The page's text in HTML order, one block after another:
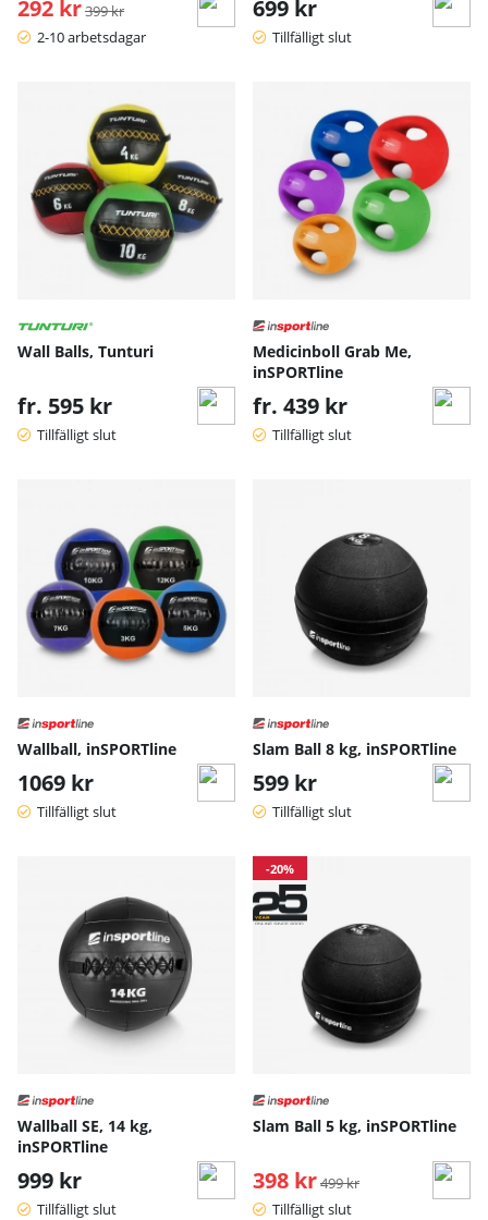
292 kr399 kr
2-10 arbetsdagar
699 kr
Tillfälligt slut
Wall Balls, Tunturi
fr. 595 kr
Tillfälligt slut
Medicinboll Grab Me,
inSPORTline
fr. 439 kr
Tillfälligt slut
Wallball, inSPORTline
1069 kr
Tillfälligt slut
Slam Ball 8 kg, inSPORTline
599 kr
Tillfälligt slut
Wallball SE, 14 kg,
inSPORTline
999 kr
Tillfälligt slut
-20%
Slam Ball 5 kg, inSPORTline
398 kr Ordinarie pris:
499 kr
Tillfälligt slut